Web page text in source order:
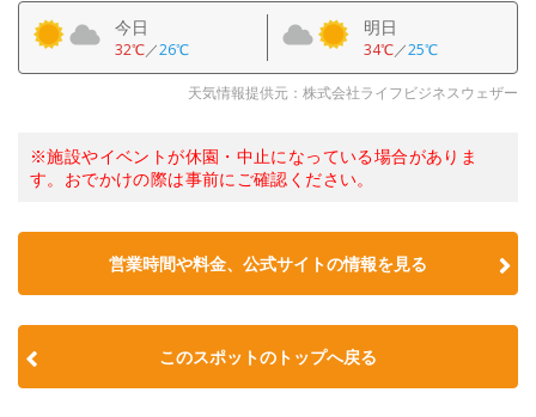
今日
32℃／26℃
明日
34℃／25℃
天気情報提供元：株式会社ライフビジネスウェザー
※施設やイベントが休園・中止になっている場合がありま
す。おでかけの際は事前にご確認ください。
営業時間や料金、公式サイトの情報を見る
このスポットのトップへ戻る